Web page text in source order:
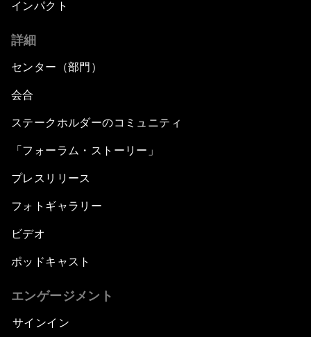
インパクト
詳細
センター（部門）
会合
ステークホルダーのコミュニティ
「フォーラム・ストーリー」
プレスリリース
フォトギャラリー
ビデオ
ポッドキャスト
エンゲージメント
サインイン